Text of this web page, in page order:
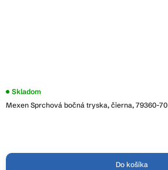
Mexen Sprchová bočná tryska, čierna, 79360-70
Skladom
Do košíka